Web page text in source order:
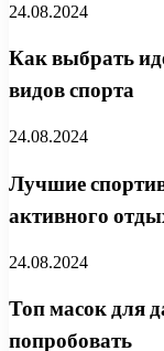
24.08.2024
Как выбрать
видов спорта
24.08.2024
Лучшие
активного
24.08.2024
Топ масок для
попробовать